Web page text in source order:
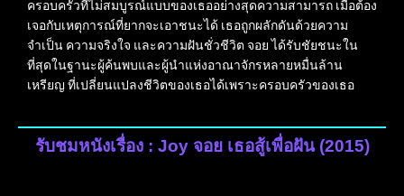
ครอบครัวที่ไม่สมบูรณ์แบบของเธออย่างสุดความสามารถ เมื่อต้อง
เจอกับเหตุการณ์ที่ยากจะเอาชนะได้ เธอถูกผลักดันด้วยความ
จำเป็น ความจริงใจ และความฝันชั่วชีวิต จอย ได้รับชัยชนะใน
ที่สุดในฐานะผู้ค้นพบและผู้นำแห่งอาณาจักรหลายหมื่นล้าน
เหรียญ ที่เปลี่ยนแปลงชีวิตของเธอได้เพราะครอบครัวของเธอ
รับชมหนังเรื่อง : Joy จอย เธอสู้เพื่อฝัน (2015)